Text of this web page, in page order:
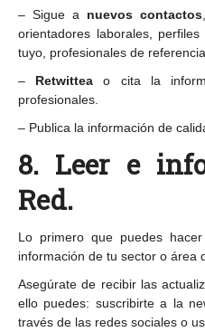
– Sigue a nuevos contactos
orientadores laborales,
tuyo, profesionales de
– Retwittea o cita la
profesionales.
– Publica la información de
8. Leer e
Red.
Lo primero que puedes
información de tu sector o área
Asegúrate de recibir las
ello puedes: suscribirte a la
través de las redes sociales o